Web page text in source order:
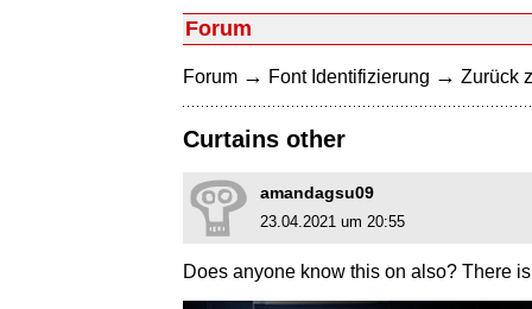
Forum
Forum → Font Identifizierung → Zurück
Curtains other
amandagsu09
23.04.2021 um 20:55
Does anyone know this on also? There